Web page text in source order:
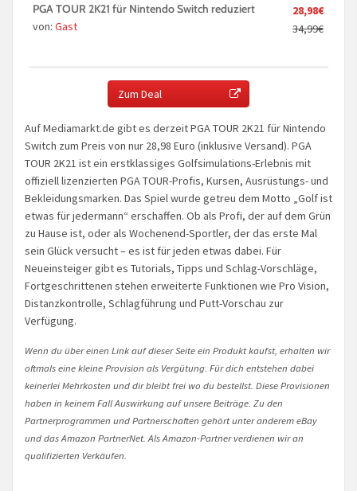
28,98€
34,99€
PGA TOUR 2K21 für Nintendo Switch reduziert
von: Gast
Zum Deal
Auf Mediamarkt.de gibt es derzeit PGA TOUR 2K21 für Nintendo
Switch zum Preis von nur 28,98 Euro (inklusive Versand). PGA
TOUR 2K21 ist ein erstklassiges Golfsimulations-Erlebnis mit
offiziell lizenzierten PGA TOUR-Profis, Kursen, Ausrüstungs- und
Bekleidungsmarken. Das Spiel wurde getreu dem Motto „Golf ist
etwas für jedermann“ erschaffen. Ob als Profi, der auf dem Grün
zu Hause ist, oder als Wochenend-Sportler, der das erste Mal
sein Glück versucht – es ist für jeden etwas dabei. Für
Neueinsteiger gibt es Tutorials, Tipps und Schlag-Vorschläge,
Fortgeschrittenen stehen erweiterte Funktionen wie Pro Vision,
Distanzkontrolle, Schlagführung und Putt-Vorschau zur
Verfügung.
Wenn du über einen Link auf dieser Seite ein Produkt kaufst, erhalten wir
oftmals eine kleine Provision als Vergütung. Für dich entstehen dabei
keinerlei Mehrkosten und dir bleibt frei wo du bestellst. Diese Provisionen
haben in keinem Fall Auswirkung auf unsere Beiträge. Zu den
Partnerprogrammen und Partnerschaften gehört unter anderem eBay
und das Amazon PartnerNet. Als Amazon-Partner verdienen wir an
qualifizierten Verkäufen.